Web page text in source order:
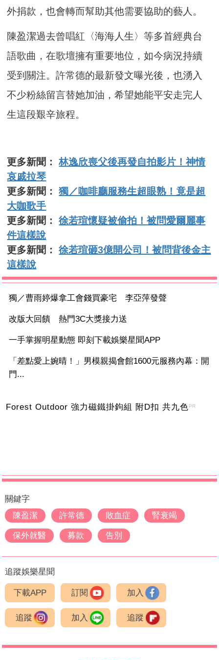
外捐款，也會轉而幫助其他需要協助的藝人。
陳盈潔過去曾唱紅〈海海人生〉等多首經典台
語歌曲，在歌壇擁有重要地位，如今病況持續
受到關注。許常德的最新發文曝光後，也湧入
不少粉絲留言替她加油，希望她能平安走完人
生這段艱辛旅程。
更多新聞：林逸欣喪父後再發自拍影片！神情
哀戚拉琴
更多新聞：獨／咖啡廳服務生超眼熟！竟是超
大咖歌手
更多新聞：徐若瑄懷疑被偷拍！被問愛爾麗事
件這樣說
更多新聞：徐若瑄砸3億開公司！被問背後金主
這樣說
獨／曹雨婷爆拿工會錢買豪宅 李亞萍發聲
改版大回饋 熱門3C大獎接力送
一手掌握明星動態 即刻下載娛樂星聞APP
「差點愛上婉晴！」男模親揭會館1600元服務內幕：開
門...
Forest Outdoor 強力磁鐵掛鉤組 附D扣 共九色PR
關鍵字
陳盈潔
許常德 敗血症 腎衰竭
保外就醫 募款 告別
追蹤娛樂星聞
下載APP 訂閱 加入
追蹤 加入 追蹤